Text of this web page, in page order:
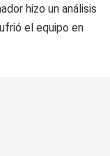
hizo un análisis
el equipo en